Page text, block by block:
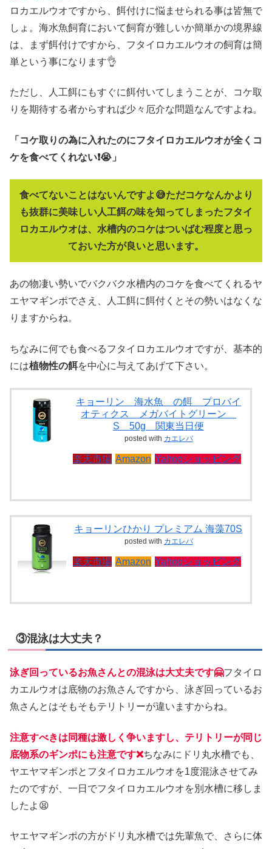
ロカエルウオですから、餌付けに悩ませられる事は皆無で
しょ。海水魚飼育において飼育が難しいか簡単かの境界線
は、まず餌付けですから、フタイロカエルウオの飼育は簡
単という事になります👌
ただし、人工餌にもすぐに餌付いてしまうことが、コケ取
りを期待する者からすれば少々厄介な問題なんですよね。
「コケ取りの為に入れたのにフタイロカエルウオが全くコ
ケを食べてくれない❗😭」
食べてないことはないんですよ😅ただコケなんかより
も抜群に美味しい人工餌の味を知ってしまったフタイ
ロカエルウオは、水槽内のコケはついばむ程度と思っ
ておいた方が良いと思います。
あの物凄い勢いでバクバク水槽内のコケを食べてくれるヤ
エヤマギンポでさえ、人工餌に餌付くとその勢いはなくな
りますからね。
ちなみに何でも食べるフタイロカエルウオですが、基本的
には植物性の餌を中心に与えてあげて下さい。
キョーリン 海水魚 の餌 プロバイ
オティクス メガバイトグリーン
S 50g 関東当日便
posted with カエレバ
楽天市場 Amazon Yahooショッピング
キョーリンひかり プレミアム 海藻70S
posted with カエレバ
楽天市場 Amazon Yahooショッピング
③混泳は大丈夫？
泳ぎ回っているお魚さんとの混泳は大丈夫です🤗フタイロ
カエルウオは底物のお魚さんですから、泳ぎ回っているお
魚さんとはそもそもテリトリーが違いますからね。
注意すべきは同種は激しく争いますし、テリトリーが同じ
底物系のギンポにも注意です❌ちなみにドリ丸水槽でも、
ヤエヤマギンポとフタイロカエルウオを1度混泳させてみ
たのですが、一日でフタイロカエルウオを別水槽に移しま
したよ😫
ヤエヤマギンポの方がドリ丸水槽では先輩魚で、さらに体